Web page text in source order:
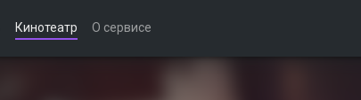
Кинотеатр О сервисе